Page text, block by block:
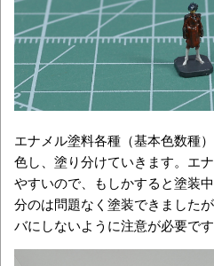
エナメル塗料各種（基本色数種
色し、塗り分けていきます。エ
やすいので、もしかすると塗装
分のは問題なく塗装できました
バにしないように注意が必要です